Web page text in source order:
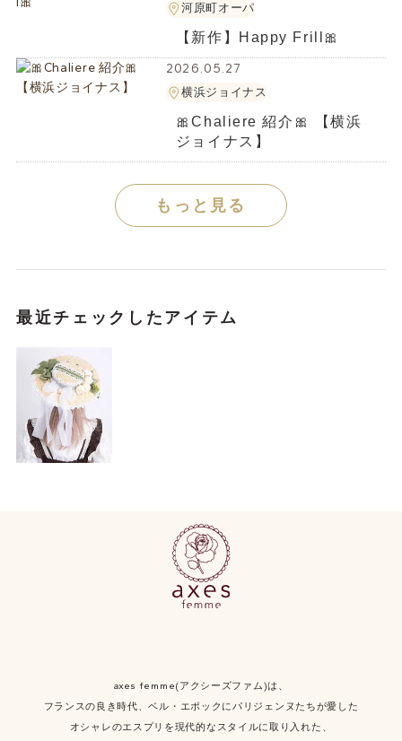
河原町オーパ
【新作】Happy Frill🎀
2026.05.27
横浜ジョイナス
🎀Chaliere 紹介🎀 【横浜
ジョイナス】
もっと見る
最近チェックしたアイテム
axes femme(アクシーズファム)は、
フランスの良き時代、ベル・エポックにパリジェンヌたちが愛した
オシャレのエスプリを現代的なスタイルに取り入れた、